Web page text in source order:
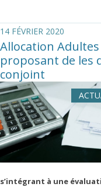
14 FÉVRIER 2020
Allocation
proposant de les
conjoint
s’intégrant à une